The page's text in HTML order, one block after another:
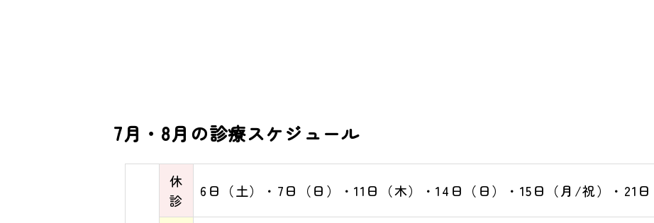
7月・8月の診療スケジュール
休
診
6日（土）・7日（日）・11日（木）・14日（日）・15日（月/祝）・21日